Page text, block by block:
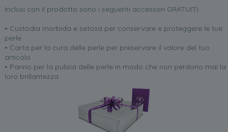
Inclusi con il prodotto sono i seguenti accessori GRATUITI:
• Custodia morbida e setosa per conservare e proteggere le tue
perle
• Carta per la cura delle perle per preservare il valore del tuo
articolo
• Panno per la pulizia delle perle in modo che non perdono mai la
loro brillantezza.